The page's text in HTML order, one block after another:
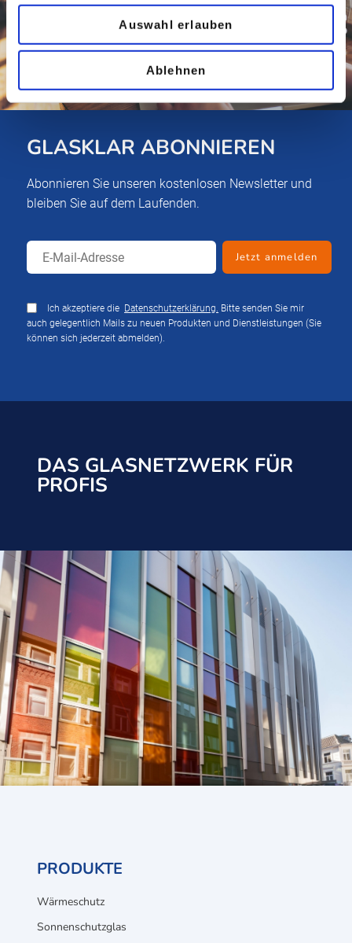
Auswahl erlauben
Ablehnen
GLASKLAR ABONNIEREN
Abonnieren Sie unseren kostenlosen Newsletter und
bleiben Sie auf dem Laufenden.
Ich akzeptiere die Datenschutzerklärung. Bitte senden Sie mir
auch gelegentlich Mails zu neuen Produkten und Dienstleistungen (Sie
können sich jederzeit abmelden).
DAS GLASNETZWERK FÜR
PROFIS
PRODUKTE
Wärmeschutz
Sonnenschutzglas